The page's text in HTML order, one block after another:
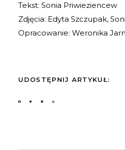
Tekst: Sonia Priwieziencew
Zdjęcia: Edyta Szczupak,
Opracowanie: Weronika
UDOSTĘPNIJ ARTYKUŁ: